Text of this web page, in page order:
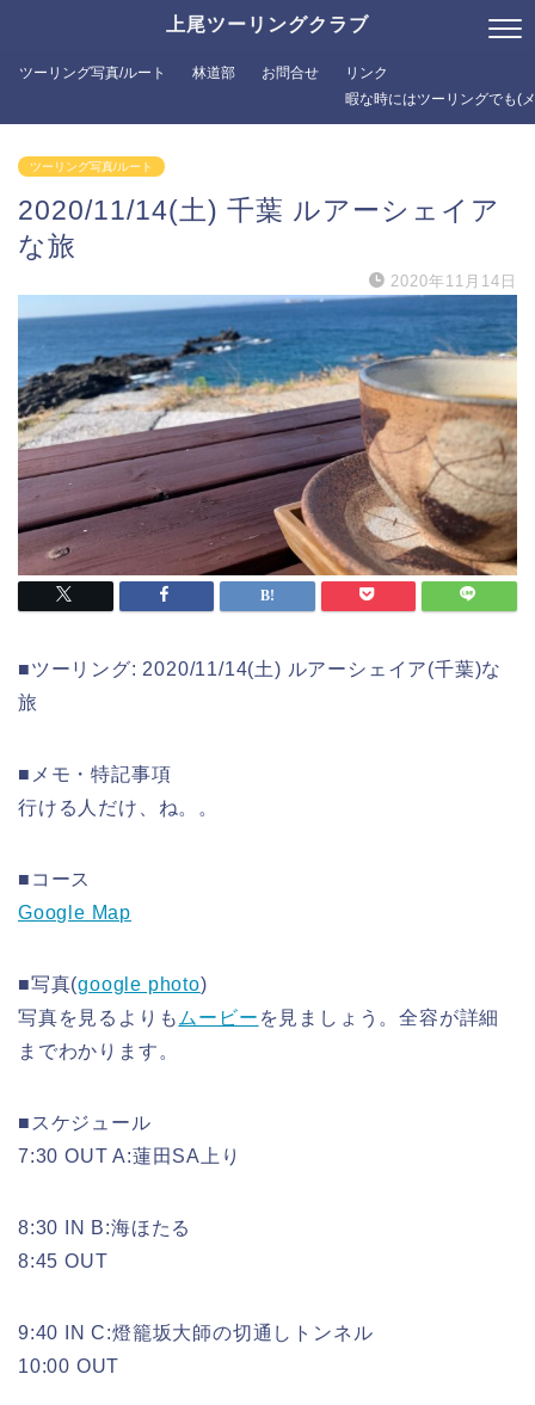
上尾ツーリングクラブ
ツーリング写真/ルート 林道部 お問合せ
リンク
暇な時にはツーリングでも(
ツーリング写真/ルート
2020/11/14(土) 千葉 ルアーシェイア
な旅
2020年11月14日
■ツーリング: 2020/11/14(土) ルアーシェイア(千葉)な
旅
■メモ・特記事項
行ける人だけ、ね。。
■コース
Google Map
■写真(google photo)
写真を見るよりも ムービー を見ましょう。全容が詳細
までわかります。
■スケジュール
7:30 OUT A:蓮田SA上り
8:30 IN B:海ほたる
8:45 OUT
9:40 IN C:燈籠坂大師の切通しトンネル
10:00 OUT